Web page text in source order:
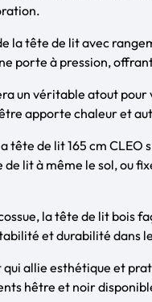
la tête de lit avec
porte à pression,
un véritable atout
apporte chaleur et
tête de lit 165 cm CLEO
lit à même le sol, ou
la tête de lit bois
et durabilité dans
qui allie esthétique et
hêtre et noir